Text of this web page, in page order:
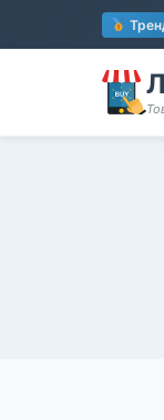
к
содержимому